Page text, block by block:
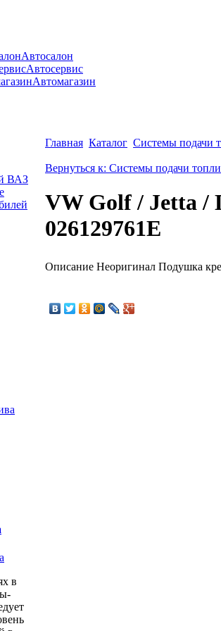
Автосалон
Автосервис
Автомагазин
ВАЗ
в
Главная Каталог Системы подачи
Вернуться к: Системы подачи
VW Golf / Jetta /
026129761E
Описание Неоригинал Подушка